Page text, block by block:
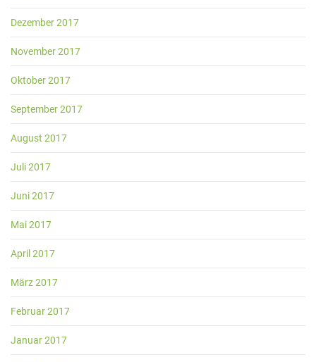
Dezember 2017
November 2017
Oktober 2017
September 2017
August 2017
Juli 2017
Juni 2017
Mai 2017
April 2017
März 2017
Februar 2017
Januar 2017